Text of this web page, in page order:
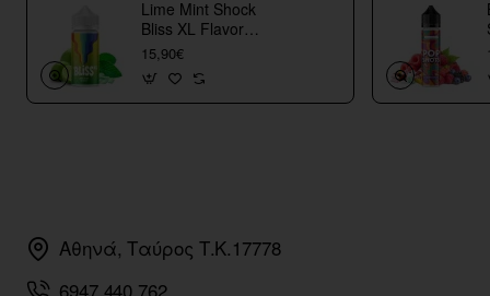
Lime Mint Shock
Bliss XL Flavor
Shots
15,90€
Αθηνά, Ταύρος Τ.Κ.17778
6947.440.762